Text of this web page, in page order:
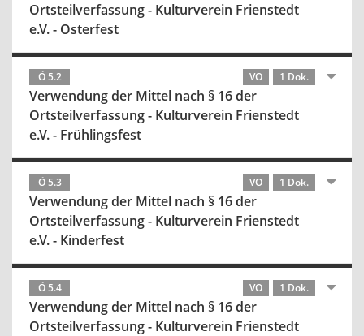
Ortsteilverfassung - Kulturverein Frienstedt
e.V. - Osterfest
Ö 5.2 VO 1 Dok.
Verwendung der Mittel nach § 16 der
Ortsteilverfassung - Kulturverein Frienstedt
e.V. - Frühlingsfest
Ö 5.3 VO 1 Dok.
Verwendung der Mittel nach § 16 der
Ortsteilverfassung - Kulturverein Frienstedt
e.V. - Kinderfest
Ö 5.4 VO 1 Dok.
Verwendung der Mittel nach § 16 der
Ortsteilverfassung - Kulturverein Frienstedt